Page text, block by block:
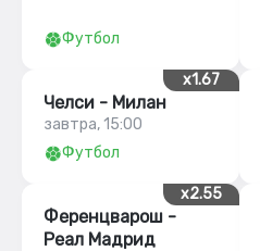
Футбол
x1.67
Челси - Милан
завтра, 15:00
Футбол
x2.55
Ференцварош -
Реал Мадрид